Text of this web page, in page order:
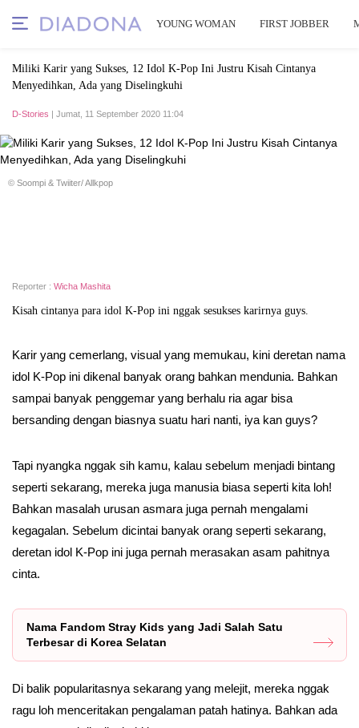
YOUNG WOMAN FIRST JOBBER
Miliki Karir yang Sukses, 12 Idol K-Pop Ini Justru Kisah Cintanya
Menyedihkan, Ada yang Diselingkuhi
D-Stories | Jumat, 11 September 2020 11:04
© Soompi & Twiiter/ Allkpop
Reporter : Wicha Mashita
Kisah cintanya para idol K-Pop ini nggak sesukses karirnya guys.
Karir yang cemerlang, visual yang memukau, kini deretan nama
idol K-Pop ini dikenal banyak orang bahkan mendunia. Bahkan
sampai banyak penggemar yang berhalu ria agar bisa
bersanding dengan biasnya suatu hari nanti, iya kan guys?
Tapi nyangka nggak sih kamu, kalau sebelum menjadi bintang
seperti sekarang, mereka juga manusia biasa seperti kita loh!
Bahkan masalah urusan asmara juga pernah mengalami
kegagalan. Sebelum dicintai banyak orang seperti sekarang,
deretan idol K-Pop ini juga pernah merasakan asam pahitnya
cinta.
Nama Fandom Stray Kids yang Jadi Salah Satu
Terbesar di Korea Selatan
Di balik popularitasnya sekarang yang melejit, mereka nggak
ragu loh menceritakan pengalaman patah hatinya. Bahkan ada